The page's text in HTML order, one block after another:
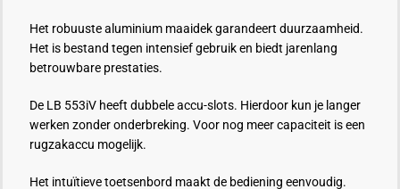
Het robuuste aluminium maaidek garandeert duurzaamheid.
Het is bestand tegen intensief gebruik en biedt jarenlang
betrouwbare prestaties.
De LB 553iV heeft dubbele accu-slots. Hierdoor kun je langer
werken zonder onderbreking. Voor nog meer capaciteit is een
rugzakaccu mogelijk.
Het intuïtieve toetsenbord maakt de bediening eenvoudig.